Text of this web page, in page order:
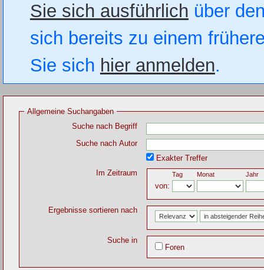
Sie sich ausführlich über
sich bereits zu einem
Sie sich hier anmelden.
Allgemeine Suchangaben
Suche nach Begriff
Suche nach Autor
Exakter Treffer
Im Zeitraum
von:
Tag Monat Jahr
Ergebnisse sortieren nach
Suche in
Foren